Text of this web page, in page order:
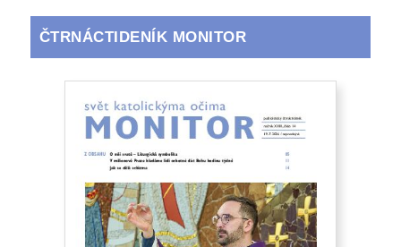
ČTRNÁCTIDENÍK MONITOR